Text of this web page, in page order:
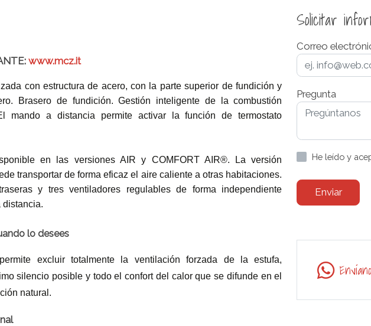
www.mcz.it
con estructura de acero, con la parte superior de fundición y
Brasero de fundición. Gestión inteligente de la combustión
mando a distancia permite activar la función de termostato
en las versiones AIR y COMFORT AIR®. La versión
transportar de forma eficaz el aire caliente a otras habitaciones.
y tres ventiladores regulables de forma independiente
distancia.
lo desees
excluir totalmente la ventilación forzada de la estufa,
silencio posible y todo el confort del calor que se difunde en el
natural.
Solicitar
Correo
Pregunta
He leído y
Enviar